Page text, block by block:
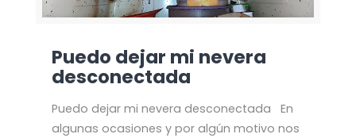
Puedo dejar mi nevera
desconectada
Puedo dejar mi nevera desconectada En
algunas ocasiones y por algún motivo nos